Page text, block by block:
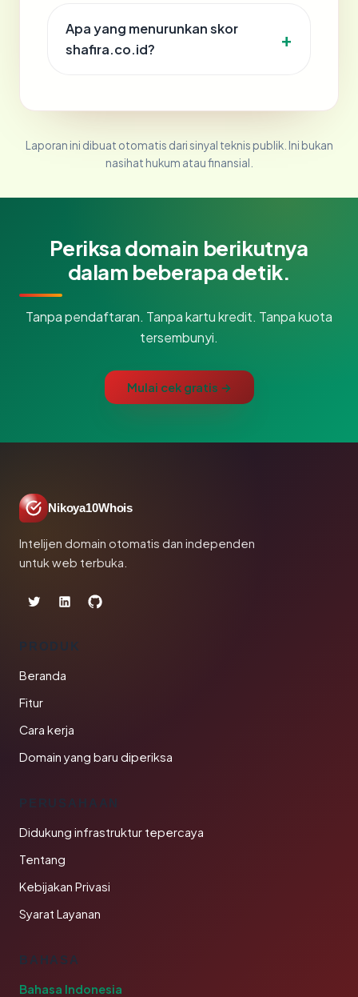
Apa yang menurunkan skor
shafira.co.id?
Laporan ini dibuat otomatis dari sinyal teknis publik. Ini bukan
nasihat hukum atau finansial.
Periksa domain berikutnya
dalam beberapa detik.
Tanpa pendaftaran. Tanpa kartu kredit. Tanpa kuota
tersembunyi.
Mulai cek gratis →
Nikoya10Whois
Intelijen domain otomatis dan independen
untuk web terbuka.
PRODUK
Beranda
Fitur
Cara kerja
Domain yang baru diperiksa
PERUSAHAAN
Didukung infrastruktur tepercaya
Tentang
Kebijakan Privasi
Syarat Layanan
BAHASA
Bahasa Indonesia